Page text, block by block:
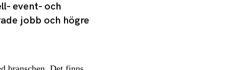
event- och
jobb och högre